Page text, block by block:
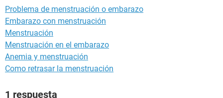
Problema de menstruación o embarazo
Embarazo con menstruación
Menstruación
Menstruación en el embarazo
Anemia y menstruación
Como retrasar la menstruación
1 respuesta